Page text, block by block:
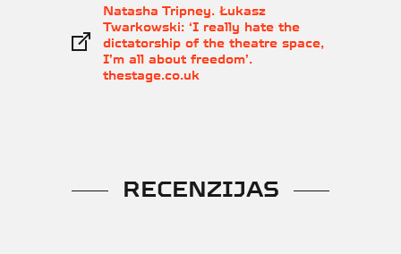
Natasha Tripney. Łukasz
Twarkowski: ‘I really hate the
dictatorship of the theatre space,
I’m all about freedom’.
thestage.co.uk
RECENZIJAS